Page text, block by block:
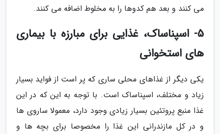
می کنند و بعد هم کدوها را به مخلوط اضافه می کنند.
5- اسپناساک، غذایی برای مبارزه با بیماری
های استخوانی
یکی دیگر از غذاهای محلی ساری که پر است از فواید بسیار
زیاد و مختلف، اسپناساک است. با توجه به این که در این
غذا منبع پروتئین بسیار زیادی وجود دارد، معمولا ساروی ها
و در کل مازندرانی این غذا را مخصوصا برای بچه ها و